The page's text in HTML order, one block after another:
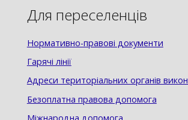
Для переселенців
Нормативно-правові документи
Гарячі лінії
Адреси територіальних органів
Безоплатна правова допомога